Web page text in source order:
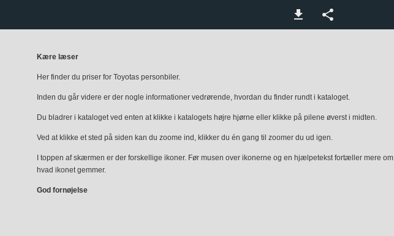
Kære læser
Her finder du priser for Toyotas personbiler.
Inden du går videre er der nogle informationer vedrørende, hvordan du finder rundt i kataloget.
Du bladrer i kataloget ved enten at klikke i katalogets højre hjørne eller klikke på pilene øverst i midten.
Ved at klikke et sted på siden kan du zoome ind, klikker du én gang til zoomer du ud igen.
I toppen af skærmen er der forskellige ikoner. Før musen over ikonerne og en hjælpetekst fortæller mere om
hvad ikonet gemmer.
God fornøjelse